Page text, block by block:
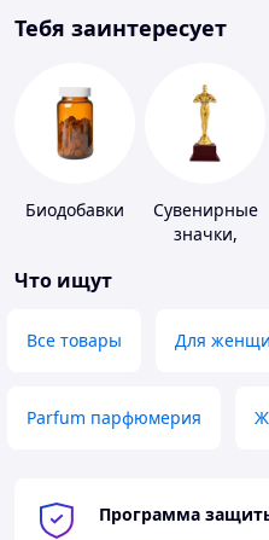
Тебя заинтересует
Биодобавки
Сувенирные
значки,
Что ищут
Все товары Для
Parfum парфюмерия
Программа